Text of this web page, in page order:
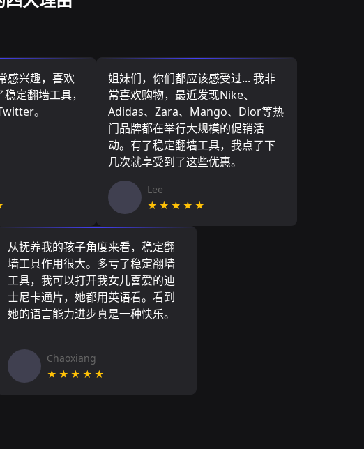
感兴趣，喜欢
定翻墙工具，
。
姐妹们，你们都应该感受过... 我非
常喜欢购物，最近发现Nike、
Adidas、Zara、Mango、Dior等热
门品牌都在举行大规模的促销活
动。有了稳定翻墙工具，我点了下
几次就享受到了这些优惠。
Lee
★★★★★
从抚养我的孩子角度来看，稳定翻
墙工具作用很大。多亏了稳定翻墙
工具，我可以打开我女儿喜爱的迪
士尼卡通片，她都用英语看。看到
她的语言能力进步真是一种快乐。
Chaoxiang
★★★★★